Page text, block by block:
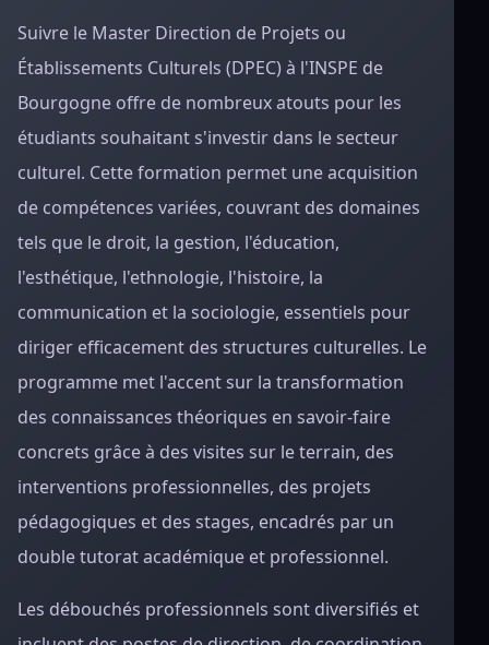
Suivre le Master Direction de Projets ou
Établissements Culturels (DPEC) à l'INSPE de
Bourgogne offre de nombreux atouts pour les
étudiants souhaitant s'investir dans le secteur
culturel. Cette formation permet une acquisition
de compétences variées, couvrant des domaines
tels que le droit, la gestion, l'éducation,
l'esthétique, l'ethnologie, l'histoire, la
communication et la sociologie, essentiels pour
diriger efficacement des structures culturelles. Le
programme met l'accent sur la transformation
des connaissances théoriques en savoir-faire
concrets grâce à des visites sur le terrain, des
interventions professionnelles, des projets
pédagogiques et des stages, encadrés par un
double tutorat académique et professionnel.
Les débouchés professionnels sont diversifiés et